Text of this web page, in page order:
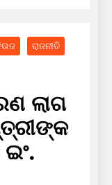
ରାଜନୀତି
ଲାଗ